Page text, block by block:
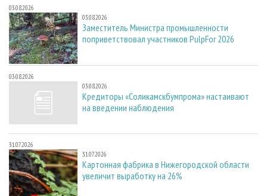
03.08.2026
03.08.2026
Заместитель Министра промышленности
поприветствовал участников PulpFor 2026
03.08.2026
03.08.2026
Кредиторы «Соликамскбумпрома» настаивают
на введении наблюдения
31.07.2026
31.07.2026
Картонная фабрика в Нижегородской области
увеличит выработку на 26%